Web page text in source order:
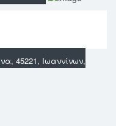
45221, Ιωαννίνων,